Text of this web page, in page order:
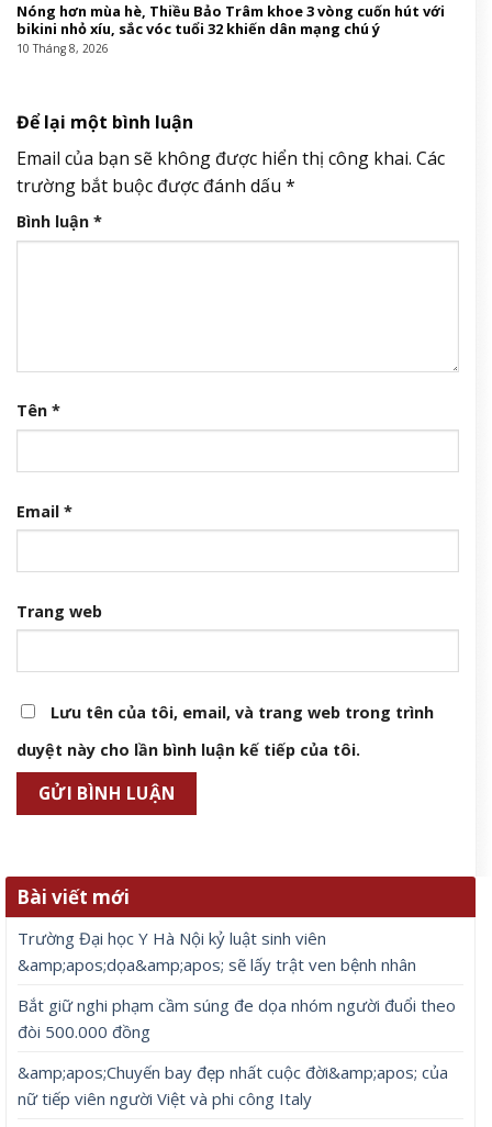
Nóng hơn mùa hè, Thiều Bảo Trâm khoe 3 vòng cuốn hút với
bikini nhỏ xíu, sắc vóc tuổi 32 khiến dân mạng chú ý
10 Tháng 8, 2026
Để lại một bình luận
Email của bạn sẽ không được hiển thị công khai. Các
trường bắt buộc được đánh dấu *
Bình luận *
Tên *
Email *
Trang web
Lưu tên của tôi, email, và trang web trong trình
duyệt này cho lần bình luận kế tiếp của tôi.
Bài viết mới
Trường Đại học Y Hà Nội kỷ luật sinh viên
&amp;apos;dọa&amp;apos; sẽ lấy trật ven bệnh nhân
Bắt giữ nghi phạm cầm súng đe dọa nhóm người đuổi theo
đòi 500.000 đồng
&amp;apos;Chuyến bay đẹp nhất cuộc đời&amp;apos; của
nữ tiếp viên người Việt và phi công Italy